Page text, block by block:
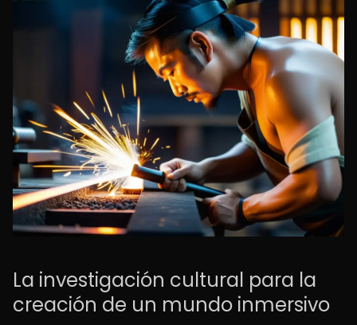
La investigación cultural para la
creación de un mundo inmersivo